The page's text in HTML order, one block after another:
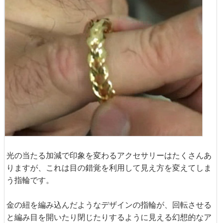
光の当たる加減で印象を変わるアクセサリーはたくさんあ
りますが、これは目の錯覚を利用して見え方を変えてしま
う指輪です。
金の紐を編み込んだようなデザインの指輪が、回転させる
と編み目を開いたり閉じたりするように見える幻想的なア